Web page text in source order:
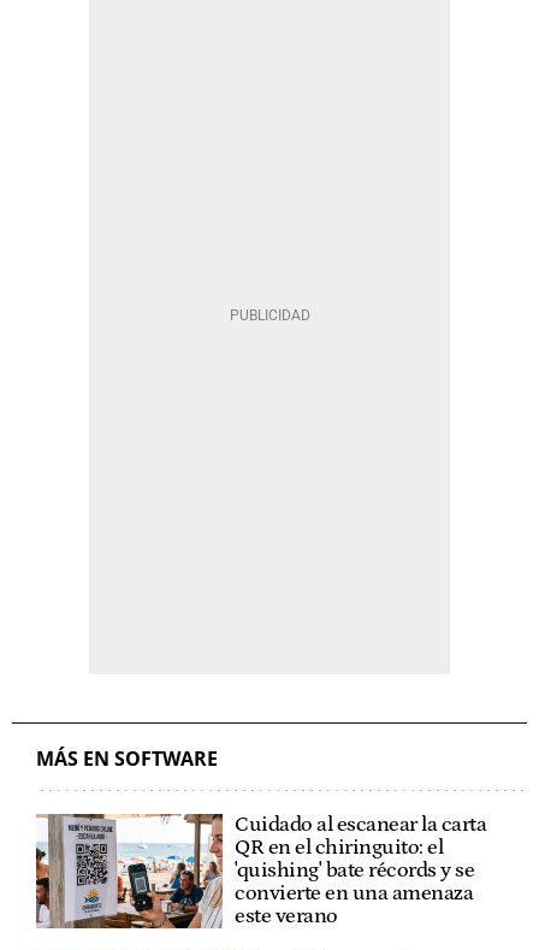
MÁS EN SOFTWARE
Cuidado al escanear la carta
QR en el chiringuito: el
'quishing' bate récords y se
convierte en una amenaza
este verano